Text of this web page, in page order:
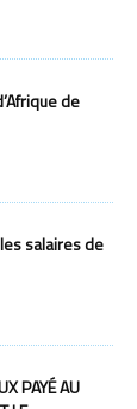
de
salaires de
PAYÉ AU